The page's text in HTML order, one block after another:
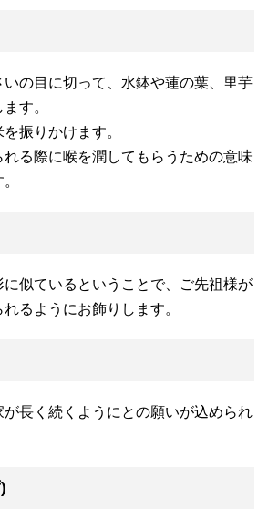
の目に切って、水鉢や蓮の葉、里芋
す。
振りかけます。
る際に喉を潤してもらうための意味
似ているということで、ご先祖様が
るようにお飾りします。
長く続くようにとの願いが込められ